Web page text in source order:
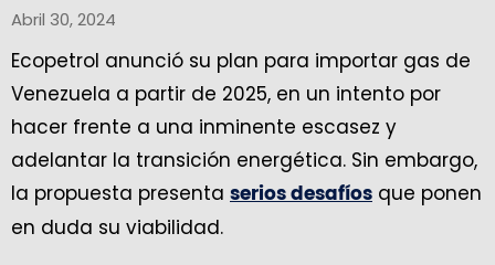
Abril 30, 2024
Ecopetrol anunció su plan para importar gas de
Venezuela a partir de 2025, en un intento por
hacer frente a una inminente escasez y
adelantar la transición energética. Sin embargo,
la propuesta presenta serios desafíos que ponen
en duda su viabilidad.